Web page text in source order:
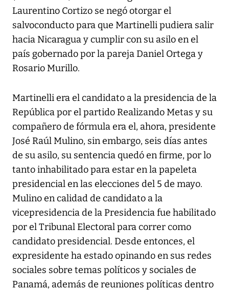
Laurentino Cortizo se negó otorgar el
salvoconducto para que Martinelli pudiera salir
hacia Nicaragua y cumplir con su asilo en el
país gobernado por la pareja Daniel Ortega y
Rosario Murillo.
Martinelli era el candidato a la presidencia de la
República por el partido Realizando Metas y su
compañero de fórmula era el, ahora, presidente
José Raúl Mulino, sin embargo, seis días antes
de su asilo, su sentencia quedó en firme, por lo
tanto inhabilitado para estar en la papeleta
presidencial en las elecciones del 5 de mayo.
Mulino en calidad de candidato a la
vicepresidencia de la Presidencia fue habilitado
por el Tribunal Electoral para correr como
candidato presidencial. Desde entonces, el
expresidente ha estado opinando en sus redes
sociales sobre temas políticos y sociales de
Panamá, además de reuniones políticas dentro